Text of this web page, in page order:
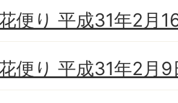
便り 平成31年2月
便り 平成31年2月